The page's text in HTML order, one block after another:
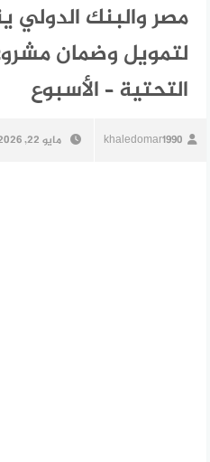
مصر والبنك الدولي
لتمويل وضمان
التحتية – الأسبوع
khaledomar1990 مايو 22, 2026